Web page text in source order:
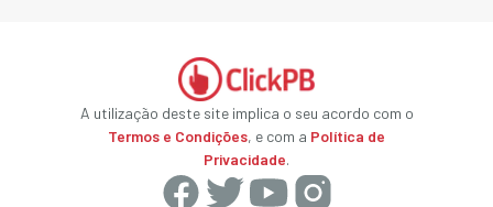
A utilização deste site implica o seu acordo com o
Termos e Condições, e com a Política de
Privacidade.